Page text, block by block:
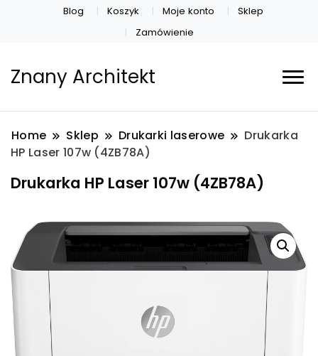
Blog Koszyk Moje konto
Sklep
Zamówienie
Znany Architekt
Home Sklep Drukarki laserowe
Drukarka
HP Laser 107w (4ZB78A)
Drukarka HP Laser 107w (4ZB78A)